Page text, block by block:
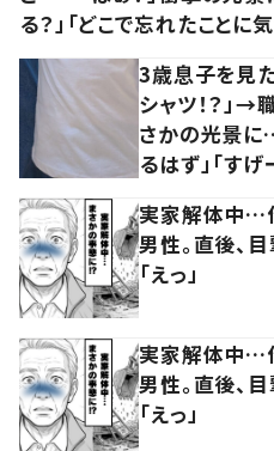
る？」「どこで忘れたことに気
3歳息子を見
シャツ！？」
さかの光景に
るはず」「すげ
実家解体中…
男性。直後、
「えっ」
実家解体中…
男性。直後、
「えっ」